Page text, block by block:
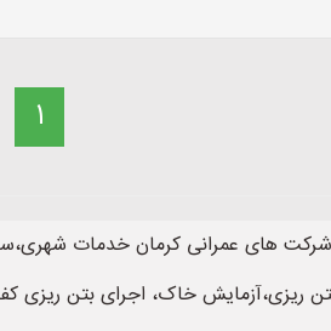
1
های عمرانی کرمان خدمات
ریزی،آزمایش خاک، اجرای بتن ریزی